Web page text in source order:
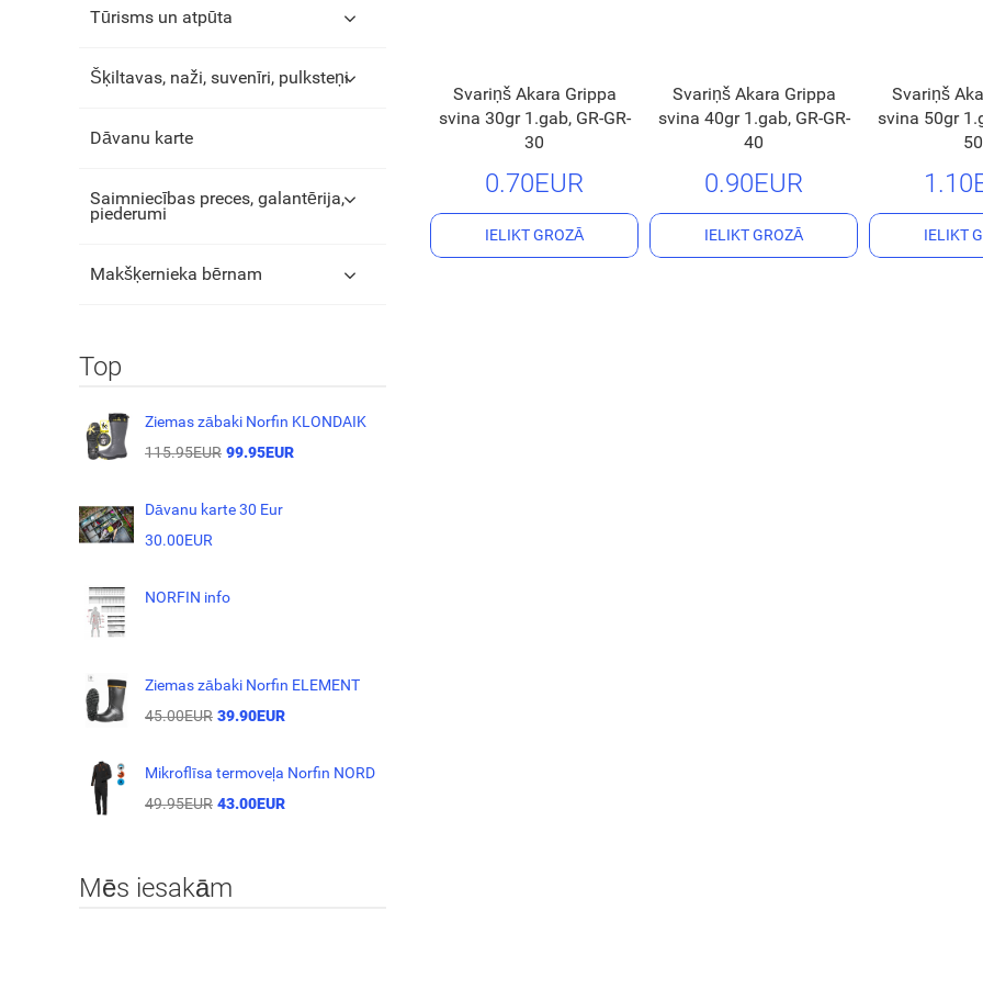
Svariņš Akara Grippa
svina 30gr 1.gab, GR-GR-
30
0.70EUR
IELIKT GROZĀ
Svariņš Akara Grippa
svina 40gr 1.gab, GR-GR-
40
0.90EUR
IELIKT GROZĀ
Svariņš
svina 50gr
50
IELIKT
Tūrisms un atpūta
Šķiltavas, naži, suvenīri, pulksteņi
Dāvanu karte
Saimniecības preces, galantērija,
piederumi
Makšķernieka bērnam
Top
Ziemas zābaki Norfin KLONDAIK
115.95EUR 99.95EUR
Dāvanu karte 30 Eur
30.00EUR
NORFIN info
Ziemas zābaki Norfin ELEMENT
45.00EUR 39.90EUR
Mikroflīsa termoveļa Norfin NORD
49.95EUR 43.00EUR
Mēs iesakām